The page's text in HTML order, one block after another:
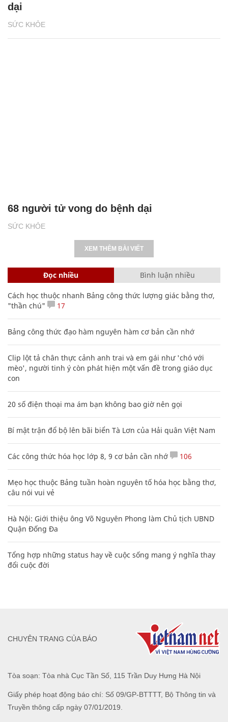
SỨC KHỎE
dại
SỨC KHỎE
68 người tử vong do bệnh dại
XEM THÊM BÀI VIẾT
Đọc nhiều Bình luận nhiều
Cách học thuộc nhanh Bảng công thức lượng giác bằng thơ,
"thần chú"
17
Bảng công thức đạo hàm nguyên hàm cơ bản cần nhớ
Clip lột tả chân thực cảnh anh trai và em gái như 'chó với
mèo', người tinh ý còn phát hiện một vấn đề trong giáo dục
con
20 số điện thoại ma ám bạn không bao giờ nên gọi
Bí mật trận đổ bộ lên bãi biển Tà Lơn của Hải quân Việt Nam
Các công thức hóa học lớp 8, 9 cơ bản cần nhớ 106
Mẹo học thuộc Bảng tuần hoàn nguyên tố hóa học bằng thơ,
câu nói vui vẻ
Hà Nội: Giới thiệu ông Võ Nguyên Phong làm Chủ tịch UBND
Quận Đống Đa
Tổng hợp những status hay về cuộc sống mang ý nghĩa thay
đổi cuộc đời
Tòa soạn: Tòa nhà Cục Tần Số, 115 Trần Duy Hưng Hà Nội
Giấy phép hoạt động báo chí: Số 09/GP-BTTTT, Bộ Thông tin và
Truyền thông cấp ngày 07/01/2019.
CHUYÊN TRANG CỦA BÁO